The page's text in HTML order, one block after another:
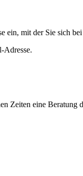
ein, mit der Sie sich
Adresse.
Zeiten eine